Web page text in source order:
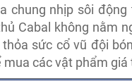
chung nhịp sôi
Cabal không nằm
sức cổ vũ đội
các vật phẩm